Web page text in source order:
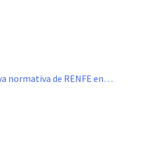
normativa de RENFE en…